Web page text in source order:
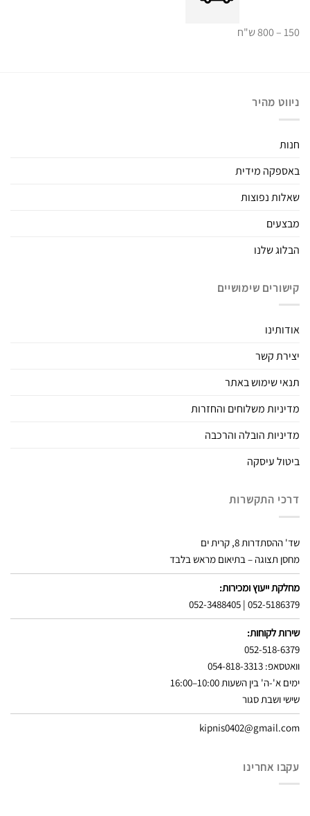
150 – 800 ש"ח
ניווט מהיר
חנות
באספקה מידית
שאלות נפוצות
מבצעים
הבלוג שלנו
קישורים שימושיים
אודותינו
יצירת קשר
תנאי שימוש באתר
מדיניות משלוחים והחזרות
מדיניות הובלה והרכבה
ביטול עיסקה
דרכי התקשרות
שד' ההסתדרות 8, קרית ים
מחסן תצוגה – בתיאום מראש בלבד
מחלקת ייעוץ ומכירות:
052-5186379
|
052-3488405
שירות לקוחות:
052-518-6379
וואטסאפ: 054-818-3313
ימים א'-ה' בין השעות 10:00–16:00
שישי ושבת סגור
kipnis0402@gmail.com
עקבו אחרינו